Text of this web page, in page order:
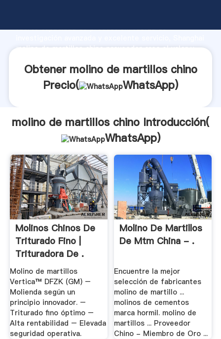
fuerte capacidad de producción, fuerza de
molino de martillos chino proveedor crea el valor y
Obtener molino de martillos chino
Precio(
WhatsApp)
molino de martillos chino Introducción(
WhatsApp)
Molinos Chinos De
Triturado Fino |
Trituradora De .
Molino de martillos
Vertica™ DFZK (GM) –
Molienda según un
principio innovador. –
Triturado fino óptimo –
Alta rentabilidad – Elevada
seguridad operativa.
Molino De Martillos
De Mtm China - .
Encuentre la mejor
selección de fabricantes
molino de martillo ...
molinos de cementos
marca hormil. molino de
martillos ... Proveedor
Chino - Miembro de Oro ...